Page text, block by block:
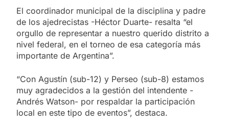
El coordinador municipal de la disciplina y padre
de los ajedrecistas -Héctor Duarte- resalta “el
orgullo de representar a nuestro querido distrito a
nivel federal, en el torneo de esa categoría más
importante de Argentina”.
“Con Agustín (sub-12) y Perseo (sub-8) estamos
muy agradecidos a la gestión del intendente -
Andrés Watson- por respaldar la participación
local en este tipo de eventos”, destaca.